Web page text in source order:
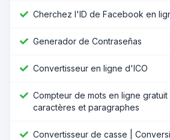
Cherchez l'ID de Facebook en
Generador de Contraseñas
Convertisseur en ligne d'ICO
Compteur de mots en ligne gratuit
caractères et paragraphes
Convertisseur de casse |